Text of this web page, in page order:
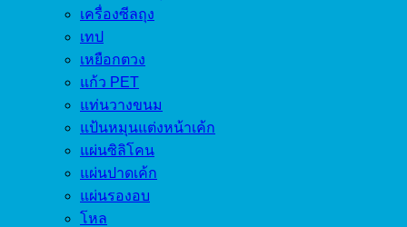
เครื่องซีลถุง
เทป
เหยือกตวง
แก้ว PET
แท่นวางขนม
แป้นหมุนแต่งหน้าเค้ก
แผ่นซิลิโคน
แผ่นปาดเค้ก
แผ่นรองอบ
โหล